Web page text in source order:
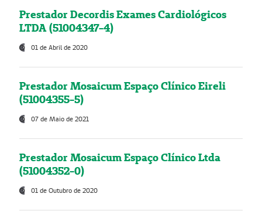
Prestador Decordis Exames Cardiológicos
LTDA (51004347-4)
01 de Abril de 2020
Prestador Mosaicum Espaço Clínico Eireli
(51004355-5)
07 de Maio de 2021
Prestador Mosaicum Espaço Clínico Ltda
(51004352-0)
01 de Outubro de 2020